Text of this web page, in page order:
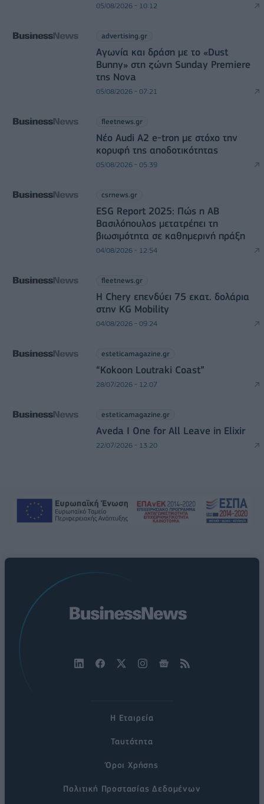
05/08/2026 - 10:12
advertising.gr
Αγωνία και δράση με το «Dust
Bunny» στη ζώνη Sunday Premiere
της Nova
05/08/2026 - 07:21
fleetnews.gr
Νέο Audi A2 e-tron με στόχο την
κορυφή της αποδοτικότητας
05/08/2026 - 05:39
csrnews.gr
ESG Report 2025: Πώς η ΑΒ
Βασιλόπουλος μετατρέπει τη
βιωσιμότητα σε καθημερινή πράξη
04/08/2026 - 12:54
fleetnews.gr
Η Chery επενδύει 75 εκατ. δολάρια
στην KG Mobility
04/08/2026 - 09:24
esteticamagazine.gr
“Kokoon Loutraki Coast”
28/07/2026 - 12:07
esteticamagazine.gr
Aveda I One for All Leave in Elixir
22/07/2026 - 13:20
Η Εταιρεία
Ταυτότητα
Όροι Χρήσης
Πολιτική Προστασίας Δεδομένων